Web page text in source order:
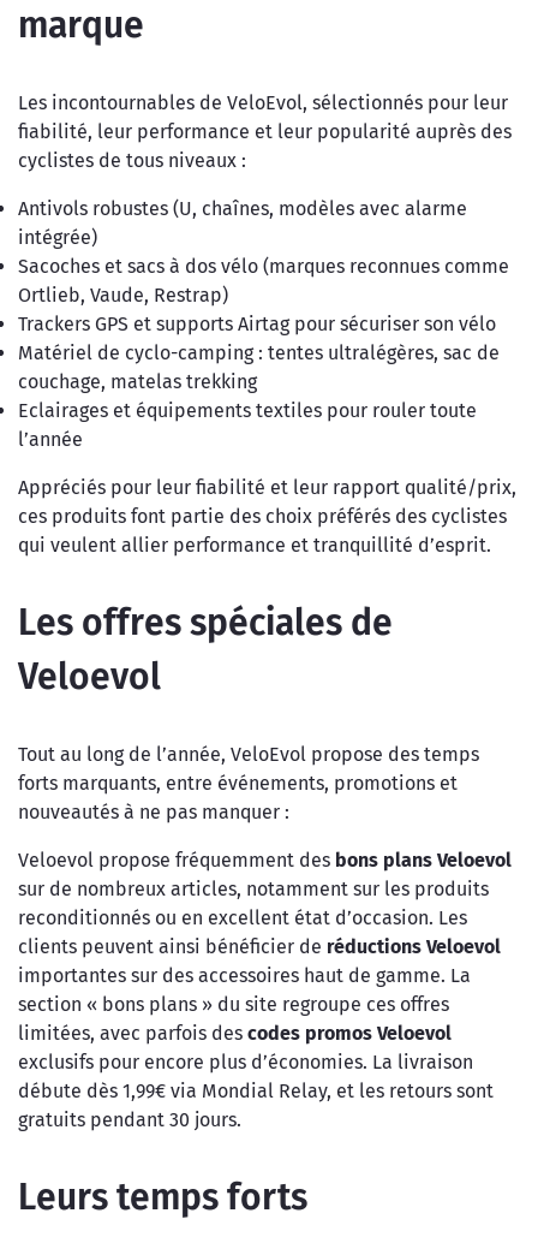
marque
Les incontournables de VeloEvol, sélectionnés pour leur
fiabilité, leur performance et leur popularité auprès des
cyclistes de tous niveaux :
Antivols robustes (U, chaînes, modèles avec alarme
intégrée)
Sacoches et sacs à dos vélo (marques reconnues comme
Ortlieb, Vaude, Restrap)
Trackers GPS et supports Airtag pour sécuriser son vélo
Matériel de cyclo-camping : tentes ultralégères, sac de
couchage, matelas trekking
Eclairages et équipements textiles pour rouler toute
l’année
Appréciés pour leur fiabilité et leur rapport qualité/prix,
ces produits font partie des choix préférés des cyclistes
qui veulent allier performance et tranquillité d’esprit.
Les offres spéciales de
Veloevol
Tout au long de l’année, VeloEvol propose des temps
forts marquants, entre événements, promotions et
nouveautés à ne pas manquer :
Veloevol propose fréquemment des bons plans Veloevol
sur de nombreux articles, notamment sur les produits
reconditionnés ou en excellent état d’occasion. Les
clients peuvent ainsi bénéficier de réductions Veloevol
importantes sur des accessoires haut de gamme. La
section « bons plans » du site regroupe ces offres
limitées, avec parfois des codes promos Veloevol
exclusifs pour encore plus d’économies. La livraison
débute dès 1,99€ via Mondial Relay, et les retours sont
gratuits pendant 30 jours.
Leurs temps forts